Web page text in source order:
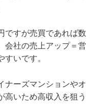
ですが売買であれば数
会社の売上アップ＝営
いです。
ナーズマンションやオ
高いため高収入を狙う